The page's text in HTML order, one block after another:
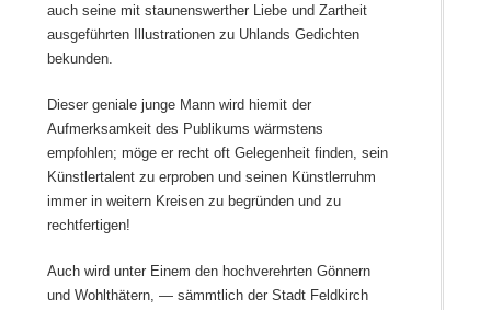
auch seine mit staunenswerther Liebe und Zartheit
ausgeführten Illustrationen zu Uhlands Gedichten
bekunden.
Dieser geniale junge Mann wird hiemit der
Aufmerksamkeit des Publikums wärmstens
empfohlen; möge er recht oft Gelegenheit finden, sein
Künstlertalent zu erproben und seinen Künstlerruhm
immer in weitern Kreisen zu begründen und zu
rechtfertigen!
Auch wird unter Einem den hochverehrten Gönnern
und Wohlthätern, — sämmtlich der Stadt Feldkirch